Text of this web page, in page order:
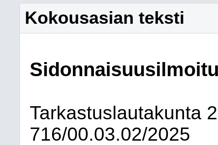
Kokousasian teksti
Tarkastuslautakunta
716/00.03.02/2025